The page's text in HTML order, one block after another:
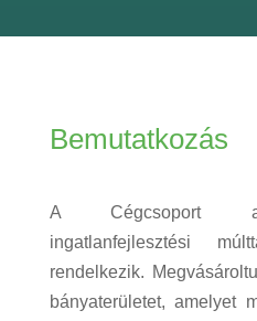
Bemutatkozás
A Cégcsoport
ingatlanfejlesztési
rendelkezik.
bányaterületet, amelyet